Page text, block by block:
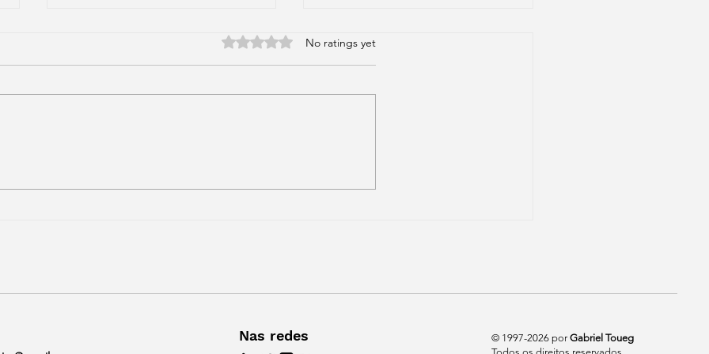
Rated 0 out of 5 stars.
No ratings yet
Nas redes © 1997-2026 por Gabriel Toueg